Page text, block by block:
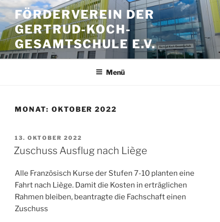
Zum
Inhalt
springen
FÖRDERVEREIN DER
GERTRUD-KOCH-
GESAMTSCHULE E.V.
Menü
MONAT: OKTOBER 2022
VERÖFFENTLICHT
AM
13. OKTOBER 2022
Zuschuss Ausflug nach Liège
Alle Französisch Kurse der Stufen 7-10 planten eine
Fahrt nach Liège. Damit die Kosten in erträglichen
Rahmen bleiben, beantragte die Fachschaft einen
Zuschuss